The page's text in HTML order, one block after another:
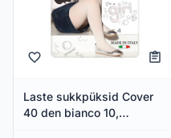
Laste sukkpüksid Cover
40 den bianco 10,